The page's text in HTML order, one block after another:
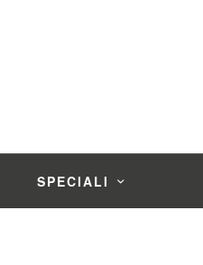
SPECIALI